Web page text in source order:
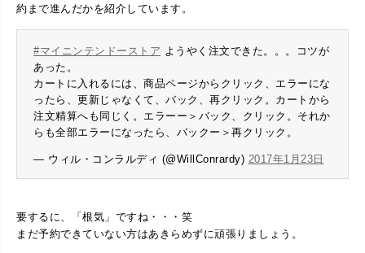
約まで進んだかを紹介しています。
#マイニンテンドーストア ようやく注文できた。。。コツが
あった。
カートに入れるには、商品ページからクリック、エラーにな
ったら、更新じゃなくて、バック、再クリック。カートから
注文精算へも同じく。エラーー＞バック、クリック。それか
らも全部エラーになったら、バックー＞再クリック。
— ウィル・コンラルディ (@WillConrardy) 2017年1月23日
要するに、「根気」ですね・・・笑
まだ予約できていない方はあきらめずに頑張りましょう。